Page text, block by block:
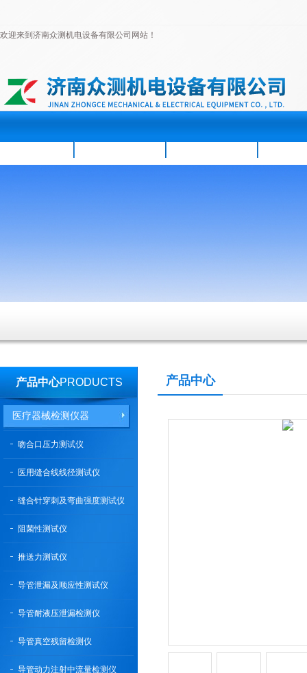
欢迎来到济南众测机电设备有限公司网站！
产品中心PRODUCTS
医疗器械检测仪器
吻合口压力测试仪
医用缝合线线径测试仪
缝合针穿刺及弯曲强度测试仪
阻菌性测试仪
推送力测试仪
导管泄漏及顺应性测试仪
导管耐液压泄漏检测仪
导管真空残留检测仪
导管动力注射中流量检测仪
产品中心